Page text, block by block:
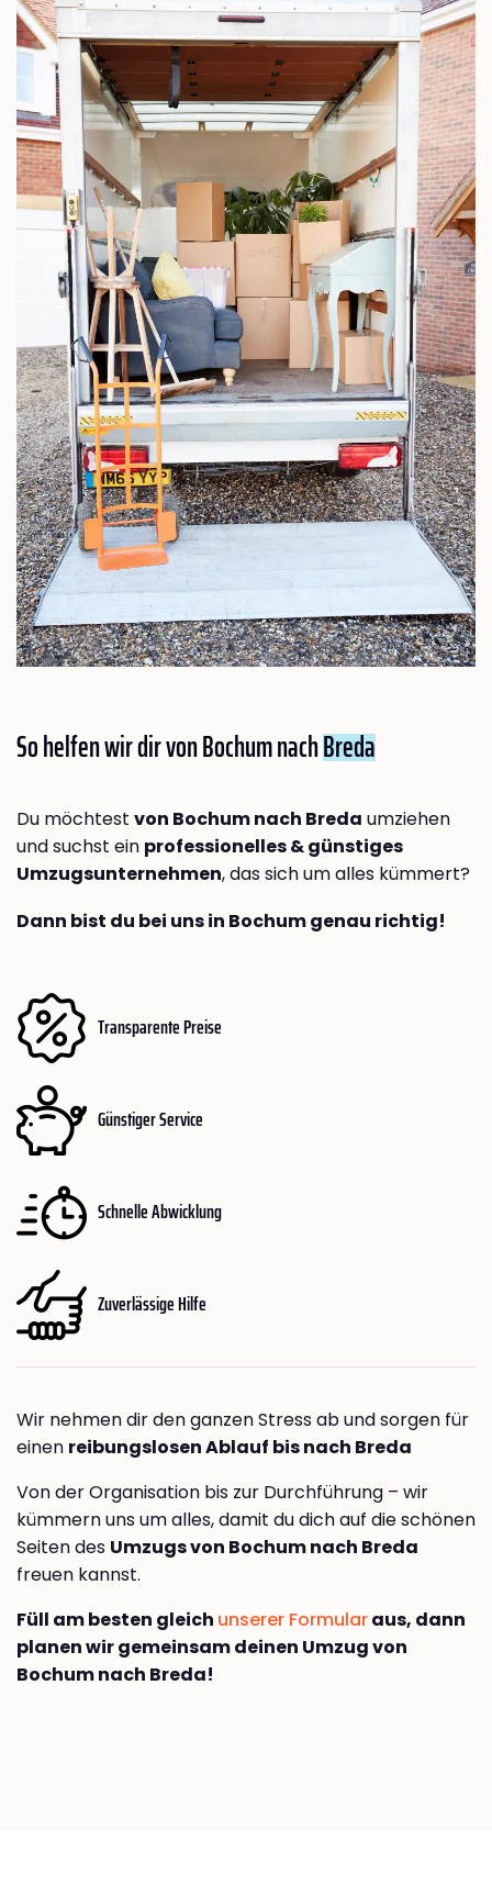
So helfen wir dir von Bochum nachBreda
Du möchtest von Bochum nach Breda umziehen
und suchst ein professionelles & günstiges
Umzugsunternehmen, das sich um alles kümmert?
Dann bist du bei uns in Bochum genau richtig!
Transparente Preise
Günstiger Service
Schnelle Abwicklung
Zuverlässige Hilfe
Wir nehmen dir den ganzen Stress ab und sorgen für
einen reibungslosen Ablauf bis nach Breda
Von der Organisation bis zur Durchführung – wir
kümmern uns um alles, damit du dich auf die schönen
Seiten des Umzugs von Bochum nach Breda
freuen kannst.
Füll am besten gleich unserer Formularaus, dann
planen wir gemeinsam deinen Umzug von
Bochum nach Breda!